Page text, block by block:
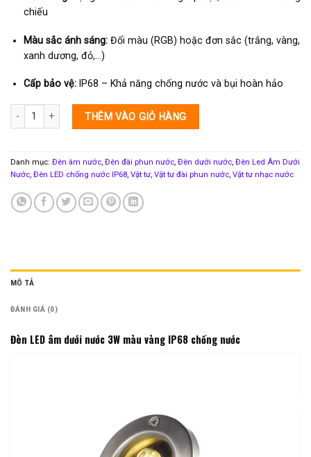
chiếu
Màu sắc ánh sáng:Đổi màu (RGB) hoặc đơn sắc (trắng, vàng,
xanh dương, đỏ,…)
Cấp bảo vệ:IP68 – Khả năng chống nước và bụi hoàn hảo
Đèn LED âm dưới nước 3W màu vàng IP68 chống nước số lượng
THÊM VÀO GIỎ HÀNG
Danh mục: Đèn âm nước, Đèn đài phun nước, Đèn dưới nước, Đèn Led Âm Dưới
Nước, Đèn LED chống nước IP68, Vật tư, Vật tư đài phun nước, Vật tư nhạc nước
MÔ TẢ
ĐÁNH GIÁ (0)
Đèn LED âm dưới nước 3W màu vàng IP68 chống nước